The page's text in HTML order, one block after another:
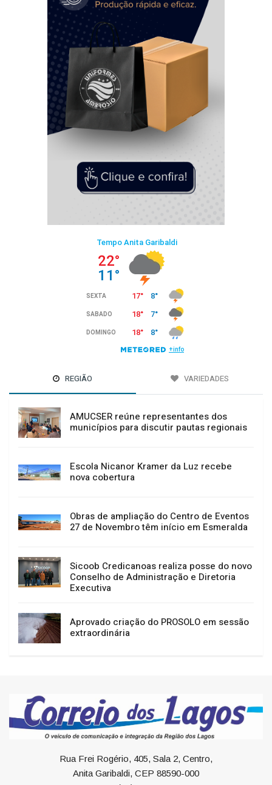
REGIÃO VARIEDADES
AMUCSER reúne representantes dos
municípios para discutir pautas regionais
Escola Nicanor Kramer da Luz recebe
nova cobertura
Obras de ampliação do Centro de Eventos
27 de Novembro têm início em Esmeralda
Sicoob Credicanoas realiza posse do novo
Conselho de Administração e Diretoria
Executiva
Aprovado criação do PROSOLO em sessão
extraordinária
Rua Frei Rogério, 405, Sala 2, Centro,
Anita Garibaldi, CEP 88590-000